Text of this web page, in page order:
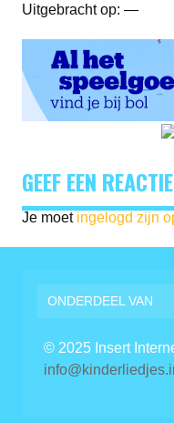
Uitgebracht op: —
GEEF EEN REACTIE
Je moet ingelogd zijn
ONDERDEEL VAN
© 2025 Insert